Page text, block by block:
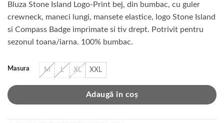
a
fost:
1
760 lei.
este:
1
232 lei.
Bluza Stone Island Logo-Print bej, din bumbac, cu guler
crewneck, maneci lungi, mansete elastice, logo Stone Island
si Compass Badge imprimate si tiv drept. Potrivit pentru
sezonul toana/iarna. 100% bumbac.
Masura M L XL XXL
Adaugă în coș